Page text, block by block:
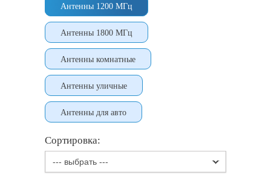
Антенны 1200 МГц
Антенны 1800 МГц
Антенны комнатные
Антенны уличные
Антенны для авто
Сортировка:
--- выбрать ---